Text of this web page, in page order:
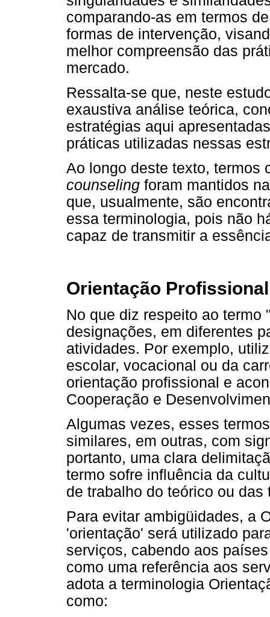
comparando-as em termos
formas de intervenção,
melhor compreensão das
mercado.
Ressalta-se que, neste
exaustiva análise teórica,
estratégias aqui
práticas utilizadas nessas
Ao longo deste texto, termos
counseling foram mantidos
que, usualmente, são
essa terminologia, pois não
capaz de transmitir a
Orientação Profissional
No que diz respeito ao
designações, em diferentes
atividades. Por exemplo,
escolar, vocacional ou da
orientação profissional e
Cooperação e
Algumas vezes, esses
similares, em outras, com
portanto, uma clara
termo sofre influência da
de trabalho do teórico ou
Para evitar ambigüidades, a
'orientação' será utilizado
serviços, cabendo aos
como uma referência aos
adota a terminologia
como: